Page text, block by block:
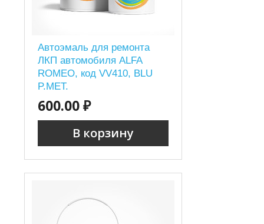
Автоэмаль для ремонта
ЛКП автомобиля ALFA
ROMEO, код VV410, BLU
P.MET.
600.00 ₽
В корзину